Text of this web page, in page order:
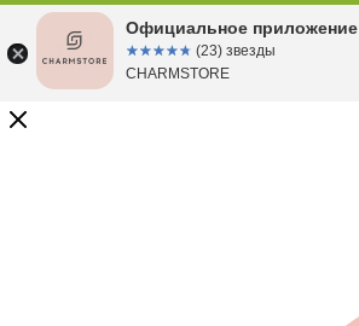
Официальное приложение
☆☆☆☆☆
★★★★★ (23) звезды
CHARMSTORE